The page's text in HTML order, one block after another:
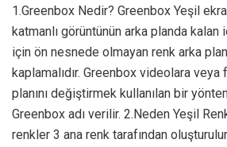
1.Greenbox Nedir? Greenbox Yeşil
katmanlı görüntünün arka planda
için ön nesnede olmayan renk arka
kaplamalıdır. Greenbox videolara veya
planını değiştirmek kullanılan bir
Greenbox adı verilir. 2.Neden Yeşil
renkler 3 ana renk tarafından